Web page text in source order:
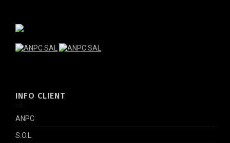
INFO CLIENT
ANPC
S.O.L